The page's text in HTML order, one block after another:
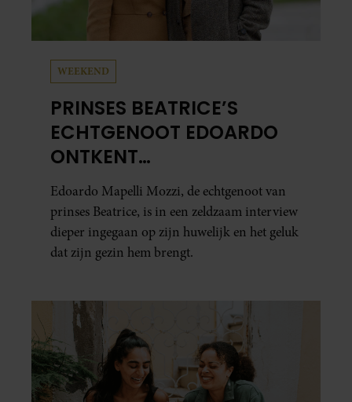
WEEKEND
PRINSES BEATRICE’S
ECHTGENOOT EDOARDO
ONTKENT
HUWELIJKSPROBLEMEN
Edoardo Mapelli Mozzi, de echtgenoot van
prinses Beatrice, is in een zeldzaam interview
dieper ingegaan op zijn huwelijk en het geluk
dat zijn gezin hem brengt.